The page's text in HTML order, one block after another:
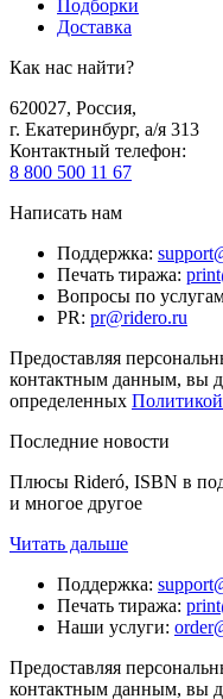
Подборки
Доставка
Как нас найти?
620027, Россия,
г. Екатеринбург, а/я 313
Контактный телефон:
8 800 500 11 67
Написать нам
Поддержка:
Печать тиража:
Вопросы по
PR: pr@ridero.ru
Предоставляя
контактным данным, вы
определенных
Последние новости
Плюсы Rideró, ISBN в
и многое другое
Читать дальше
Поддержка:
Печать тиража:
Наши услуги:
Предоставляя
контактным данным, вы